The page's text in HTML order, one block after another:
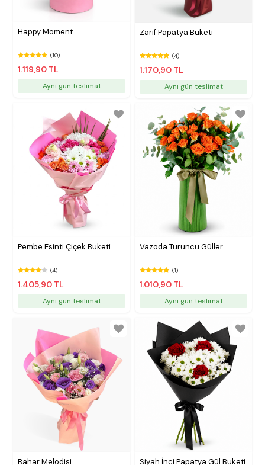
Happy Moment
(10)
1.119,90 TL
Aynı gün teslimat
Zarif Papatya Buketi
(4)
1.170,90 TL
Aynı gün teslimat
Pembe Esinti Çiçek Buketi
(4)
1.405,90 TL
Aynı gün teslimat
Vazoda Turuncu Güller
(1)
1.010,90 TL
Aynı gün teslimat
Bahar Melodisi Siyah İnci Papatya Gül Buketi